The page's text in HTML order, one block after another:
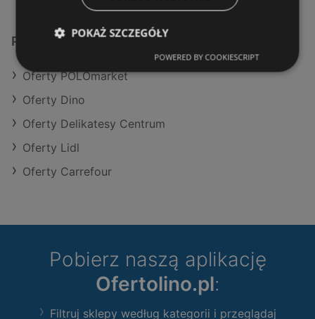
Podobne sklepy detaliczne
Oferty POLOmarket
Oferty Dino
Oferty Delikatesy Centrum
Oferty Lidl
Oferty Carrefour
Pobierz naszą aplikację
Ofertolino.pl:
Filtruj sklepy według kategorii i przeglądaj
POKAŻ SZCZEGÓŁY
POWERED BY COOKIESCRIPT